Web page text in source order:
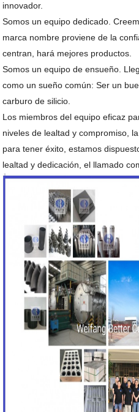
innovador.
Somos un equipo dedicado.
marca nombre proviene de la
centran, hará mejores productos.
Somos un equipo de ensueño.
como un sueño común: Ser un
carburo de silicio.
Los miembros del equipo eficaz
niveles de lealtad y compromiso,
para tener éxito, estamos
lealtad y dedicación, el llamado